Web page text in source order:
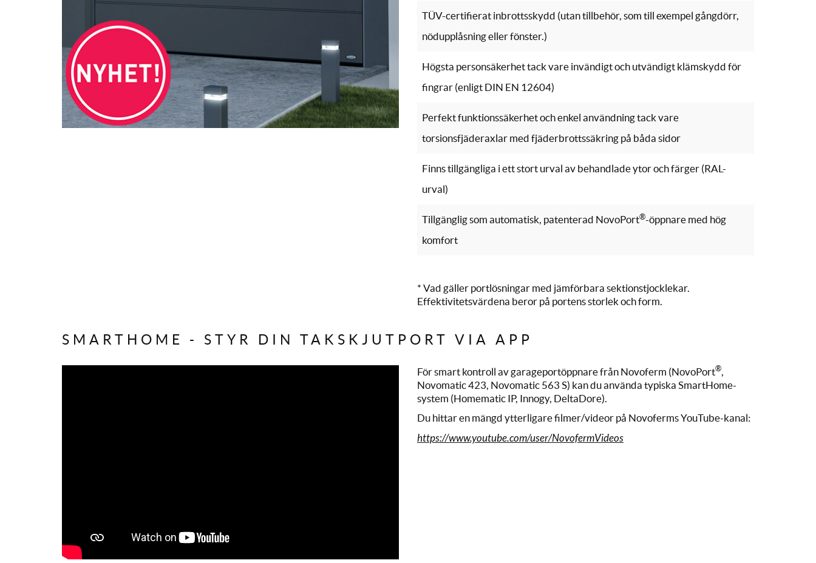
TÜV-certifierat inbrottsskydd (utan tillbehör, som till exempel gångdörr,
nödupplåsning eller fönster.)
Högsta personsäkerhet tack vare invändigt och utvändigt klämskydd för
fingrar (enligt DIN EN 12604)
Perfekt funktionssäkerhet och enkel användning tack vare
torsionsfjäderaxlar med fjäderbrottssäkring på båda sidor
Finns tillgängliga i ett stort urval av behandlade ytor och färger (RAL-
urval)
Tillgänglig som automatisk, patenterad NovoPort®-öppnare med hög
komfort
* Vad gäller portlösningar med jämförbara sektionstjocklekar.
Effektivitetsvärdena beror på portens storlek och form.
SMARTHOME - STYR DIN TAKSKJUTPORT VIA APP
För smart kontroll av garageportöppnare från Novoferm (NovoPort®
Novomatic 423, Novomatic 563 S) kan du använda typiska SmartHome-
system (Homematic IP, Innogy, DeltaDore).
Du hittar en mängd ytterligare filmer/videor på Novoferms YouTube-kanal:
https://www.youtube.com/user/NovofermVideos